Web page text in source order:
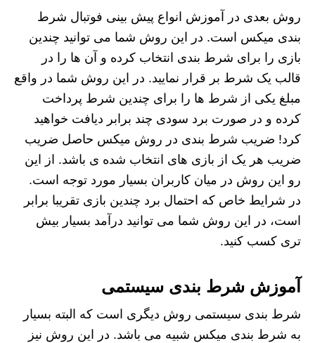
روش بعدی در آموزش انواع پیش بینی فوتبال شرط
بندی میکس است. در این روش شما می توانید چندین
بازی را برای شرط بندی انتخاب کرده و آن ها را در
قالب یک شرط بر قرار نمایید. در این روش شما در واقع
مبلغ یکی از شرط ها را برای چندین شرط پرداخت
کرده و در صورت برد سودی چند برابر دیافت خواهید
کرد! ضریب شرط بندی در روش میکس حاصل ضریب
ضریب هر یک از بازی های انتخاب شده ی باشد. از این
رو این روش در میان کاربران بسیار مورد توجه است.
در شرایط خاص که احتمال برد چندین بازی تقریبا برابر
است، در این روش شما می توانید درآمد بسیار بیش
تری کسب کنید.
آموزش شرط بندی سیستمی
شرط بندی سیستمی روش دیگری است که البته بسیار
به شرط بندی میکس شبیه می باشد. در این روش نیز